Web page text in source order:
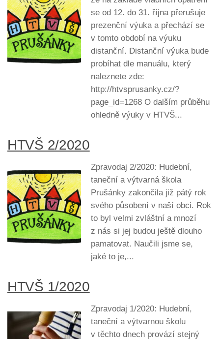
se od 12. do 31. října přerušuje
prezenční výuka a přechází se
v tomto období na výuku
distanční. Distanční výuka bude
probíhat dle manuálu, který
naleznete zde:
http://htvsprusanky.cz/?
page_id=1268 O dalším průběhu
ohledně výuky v HTVŠ...
HTVŠ 2/2020
Zpravodaj 2/2020: Hudební,
taneční a výtvarná škola
Prušánky zakončila již pátý rok
svého působení v naší obci. Rok
to byl velmi zvláštní a mnozí
z nás si jej budou ještě dlouho
pamatovat. Naučili jsme se,
jaké to je,...
HTVŠ 1/2020
Zpravodaj 1/2020: Hudební,
taneční a výtvarnou školu
v těchto dnech provází stejný